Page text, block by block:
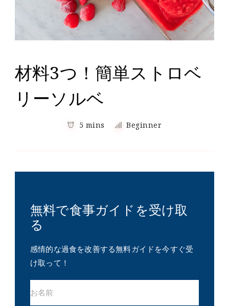
材料3つ！簡単ストロベ
リーソルベ
5 mins Beginner
無料で食事ガイドを受け取
る
感情的な過食を改善する無料ガイドを今すぐ受
け取って！